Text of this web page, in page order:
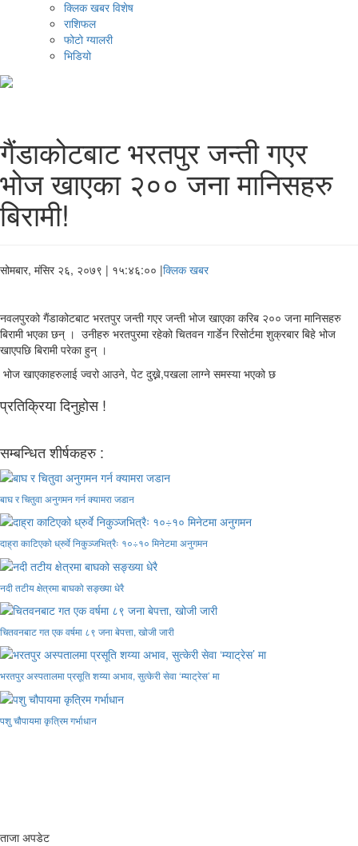
क्लिक खबर विशेष
राशिफल
फोटो ग्यालरी
भिडियो
गैंडाकोटबाट भरतपुर जन्ती गएर
भोज खाएका २०० जना मानिसहरु
बिरामी!
सोमबार, मंसिर २६, २०७९ | १५:४६:०० |क्लिक खबर
नवलपुरको गैंडाकोटबाट भरतपुर जन्ती गएर जन्ती भोज खाएका करिब २०० जना मानिसहरु
बिरामी भएका छन् । उनीहरु भरतपुरमा रहेको चितवन गार्डेन रिसोर्टमा शुक्रबार बिहे भोज
खाएपछि बिरामी परेका हुन् ।
भोज खाएकाहरुलाई ज्वरो आउने, पेट दुख्ने,पखला लाग्ने समस्या भएको छ
प्रतिक्रिया दिनुहोस !
सम्बन्धित शीर्षकहरु :
बाघ र चितुवा अनुगमन गर्न क्यामरा जडान
दाह्रा काटिएको ध्रुर्वे निकुञ्जभित्रैः १०÷१० मिनेटमा अनुगमन
नदी तटीय क्षेत्रमा बाघको सङ्ख्या धेरै
चितवनबाट गत एक वर्षमा ८९ जना बेपत्ता, खोजी जारी
भरतपुर अस्पतालमा प्रसूति शय्या अभाव, सुत्केरी सेवा ‘म्याट्रेस’ मा
पशु चौपायमा कृत्रिम गर्भाधान
ताजा अपडेट